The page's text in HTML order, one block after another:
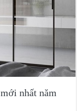
nhất năm